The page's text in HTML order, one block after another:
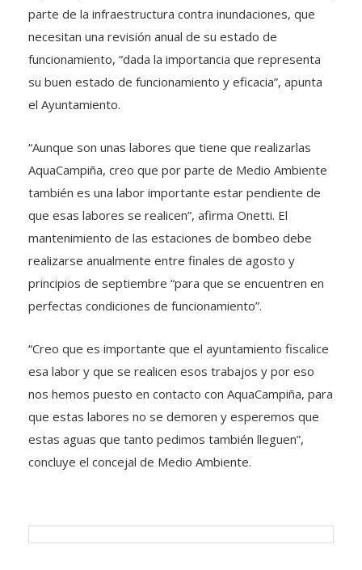
parte de la infraestructura contra inundaciones, que
necesitan una revisión anual de su estado de
funcionamiento, “dada la importancia que representa
su buen estado de funcionamiento y eficacia”, apunta
el Ayuntamiento.
“Aunque son unas labores que tiene que realizarlas
AquaCampiña, creo que por parte de Medio Ambiente
también es una labor importante estar pendiente de
que esas labores se realicen”, afirma Onetti. El
mantenimiento de las estaciones de bombeo debe
realizarse anualmente entre finales de agosto y
principios de septiembre “para que se encuentren en
perfectas condiciones de funcionamiento”.
“Creo que es importante que el ayuntamiento fiscalice
esa labor y que se realicen esos trabajos y por eso
nos hemos puesto en contacto con AquaCampiña, para
que estas labores no se demoren y esperemos que
estas aguas que tanto pedimos también lleguen”,
concluye el concejal de Medio Ambiente.